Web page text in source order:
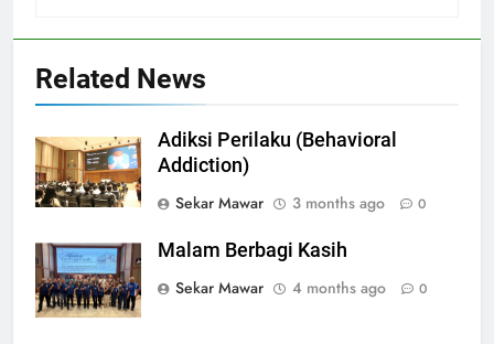
Related News
Adiksi Perilaku (Behavioral
Addiction)
Sekar Mawar
3 months ago 0
Malam Berbagi Kasih
Sekar Mawar
4 months ago 0